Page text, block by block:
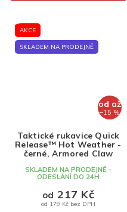
AKCE
SKLADEM NA PRODEJNĚ
od až
–15 %
Taktické rukavice Quick
Release™ Hot Weather -
černé, Armored Claw
SKLADEM NA PRODEJNĚ -
ODESLÁNÍ DO 24H
od 179 Kč bez DPH
od 217 Kč